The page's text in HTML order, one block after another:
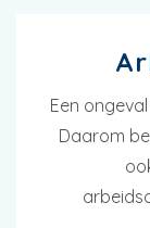
Een
Daarom